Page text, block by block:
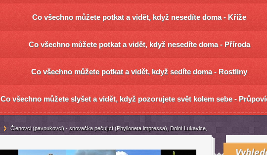
Co všechno můžete potkat a vidět, když nesedíte doma - Kříže
Co všechno můžete potkat a vidět, když nesedíte doma - Příroda
Co všechno můžete potkat a vidět, když sedíte doma - Rostliny
Co všechno můžete slyšet a vidět, když pozorujete svět kolem sebe -
Členovci (pavoukovci) - snovačka pečující (Phylloneta impressa), Dolní Lukavice,